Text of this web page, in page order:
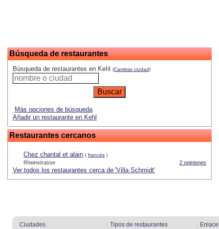
Búsqueda de restaurantes
Búsqueda de restaurantes en Kehl (Cambiar ciudad)
Más opciones de búsqueda
Añadir un restaurante en Kehl
Restaurantes cercanos
Chez chantal et alain ( francés )
2 opiniones
Rheinstrasse
Ver todos los restaurantes cerca de 'Villa Schmidt'
Ciudades
Tipos de restaurantes